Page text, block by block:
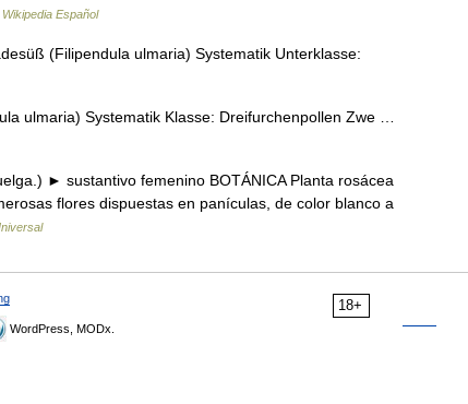
Wikipedia Español
(Filipendula ulmaria) Systematik Unterklasse:
ulmaria) Systematik Klasse: Dreifurchenpollen Zwe …
► sustantivo femenino BOTÁNICA Planta rosácea
flores dispuestas en panículas, de color blanco a
18+
WordPress, MODx.